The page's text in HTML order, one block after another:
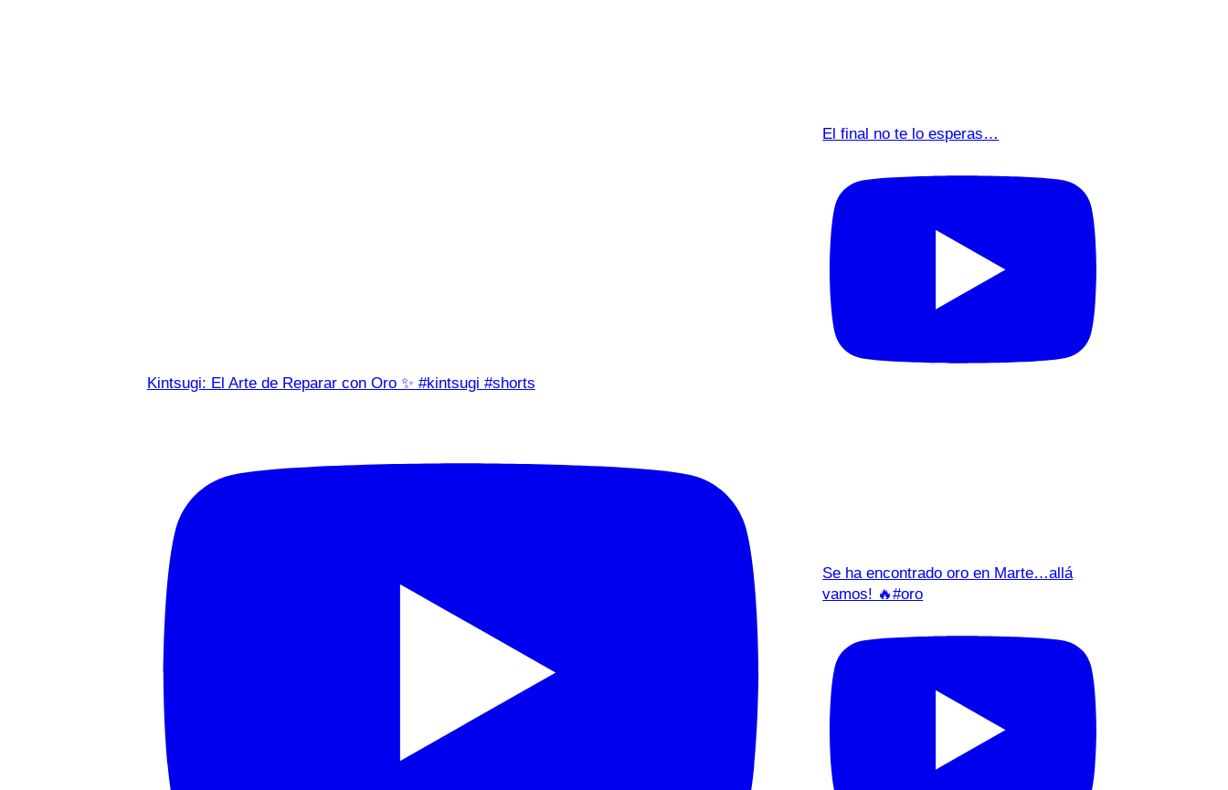
Kintsugi: El Arte de Reparar con Oro ✨ #kintsugi #shorts
El final no te lo esperas…
Se ha encontrado oro en Marte…allá
vamos! 🔥#oro